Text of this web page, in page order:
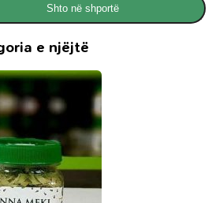
Shto në shportë
e njëjtë